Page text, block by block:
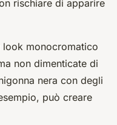
rischiare di apparire
monocromatico
non dimenticate di
nera con degli
può creare